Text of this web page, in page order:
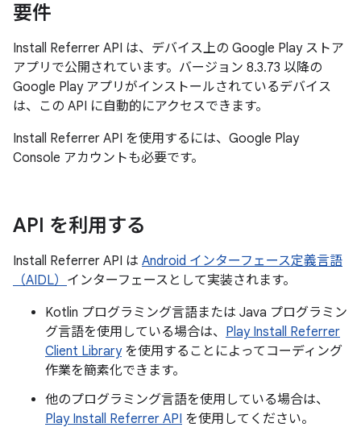
要件
Install Referrer API は、デバイス上の Google Play ストア
アプリで公開されています。バージョン 8.3.73 以降の
Google Play アプリがインストールされているデバイス
は、この API に自動的にアクセスできます。
Install Referrer API を使用するには、Google Play
Console アカウントも必要です。
API を利用する
Install Referrer API は Android インターフェース定義言語
（AIDL） インターフェースとして実装されます。
Kotlin プログラミング言語または Java プログラミン
グ言語を使用している場合は、 Play Install Referrer
Client Libraryを使用することによってコーディング
作業を簡素化できます。
他のプログラミング言語を使用している場合は、
Play Install Referrer API を使用してください。